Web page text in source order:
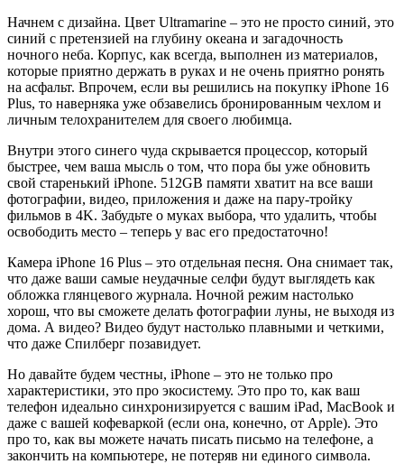
Начнем с дизайна. Цвет Ultramarine – это не просто синий, это
синий с претензией на глубину океана и загадочность
ночного неба. Корпус, как всегда, выполнен из материалов,
которые приятно держать в руках и не очень приятно ронять
на асфальт. Впрочем, если вы решились на покупку iPhone 16
Plus, то наверняка уже обзавелись бронированным чехлом и
личным телохранителем для своего любимца.
Внутри этого синего чуда скрывается процессор, который
быстрее, чем ваша мысль о том, что пора бы уже обновить
свой старенький iPhone. 512GB памяти хватит на все ваши
фотографии, видео, приложения и даже на пару-тройку
фильмов в 4K. Забудьте о муках выбора, что удалить, чтобы
освободить место – теперь у вас его предостаточно!
Камера iPhone 16 Plus – это отдельная песня. Она снимает так,
что даже ваши самые неудачные селфи будут выглядеть как
обложка глянцевого журнала. Ночной режим настолько
хорош, что вы сможете делать фотографии луны, не выходя из
дома. А видео? Видео будут настолько плавными и четкими,
что даже Спилберг позавидует.
Но давайте будем честны, iPhone – это не только про
характеристики, это про экосистему. Это про то, как ваш
телефон идеально синхронизируется с вашим iPad, MacBook и
даже с вашей кофеваркой (если она, конечно, от Apple). Это
про то, как вы можете начать писать письмо на телефоне, а
закончить на компьютере, не потеряв ни единого символа.